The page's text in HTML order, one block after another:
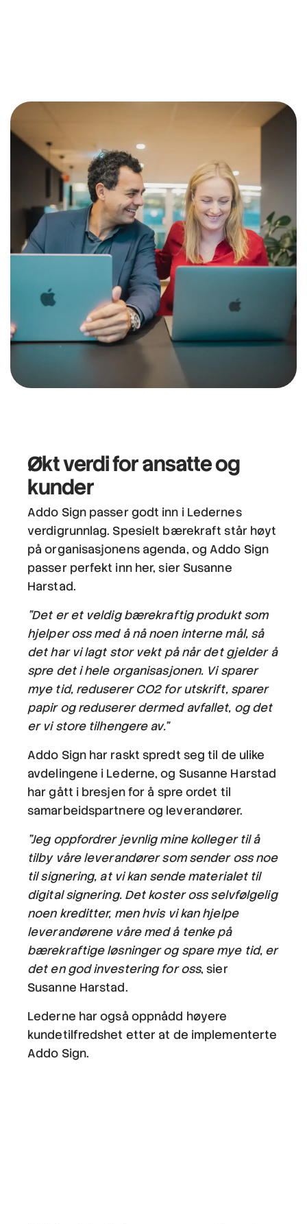
Økt verdifor ansatte og
kunder
Addo Sign passer godt inn i Ledernes
verdigrunnlag. Spesielt bærekraft står høyt
på organisasjonens agenda, og Addo Sign
passer perfekt inn her, sier Susanne
Harstad.
"Det er et veldig bærekraftig produkt som
hjelper oss med å nå noen interne mål, så
det har vi lagt stor vekt på når det gjelder å
spre det i hele organisasjonen. Vi sparer
mye tid, reduserer CO2 for utskrift, sparer
papir og reduserer dermed avfallet, og det
er vi store tilhengere av."
Addo Sign har raskt spredt seg til de ulike
avdelingene i Lederne, og Susanne Harstad
har gått i bresjen for å spre ordet til
samarbeidspartnere og leverandører.
"Jeg oppfordrer jevnlig mine kolleger til å
tilby våre leverandører som sender oss noe
til signering, at vi kan sende materialet til
digital signering. Det koster oss selvfølgelig
noen kreditter, men hvis vi kan hjelpe
leverandørene våre med å tenke på
bærekraftige løsninger og spare mye tid, er
det en god investering for oss, sier
Susanne Harstad.
Lederne har også oppnådd høyere
kundetilfredshet etter at de implementerte
Addo Sign.